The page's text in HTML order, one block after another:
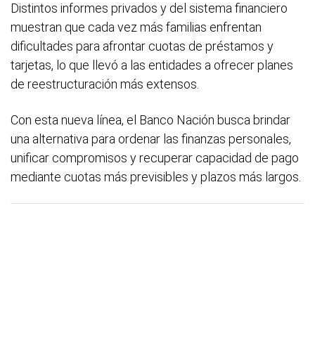
Distintos informes privados y del sistema financiero
muestran que cada vez más familias enfrentan
dificultades para afrontar cuotas de préstamos y
tarjetas, lo que llevó a las entidades a ofrecer planes
de reestructuración más extensos.
Con esta nueva línea, el Banco Nación busca brindar
una alternativa para ordenar las finanzas personales,
unificar compromisos y recuperar capacidad de pago
mediante cuotas más previsibles y plazos más largos.